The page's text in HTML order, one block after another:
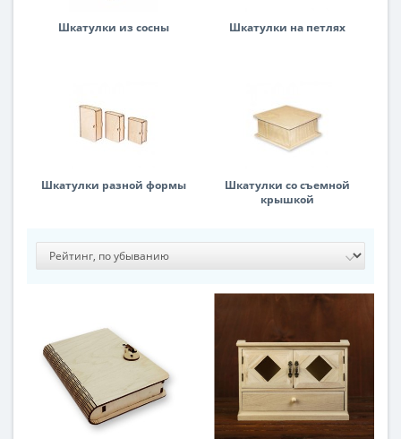
Шкатулки из сосны Шкатулки на петлях
Шкатулки разной формы
Шкатулки со съемной
крышкой